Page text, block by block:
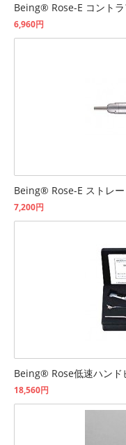
Being® Rose-E コント
6,960円
Being® Rose-E ストレ
7,200円
Being® Rose低速ハンド
18,560円